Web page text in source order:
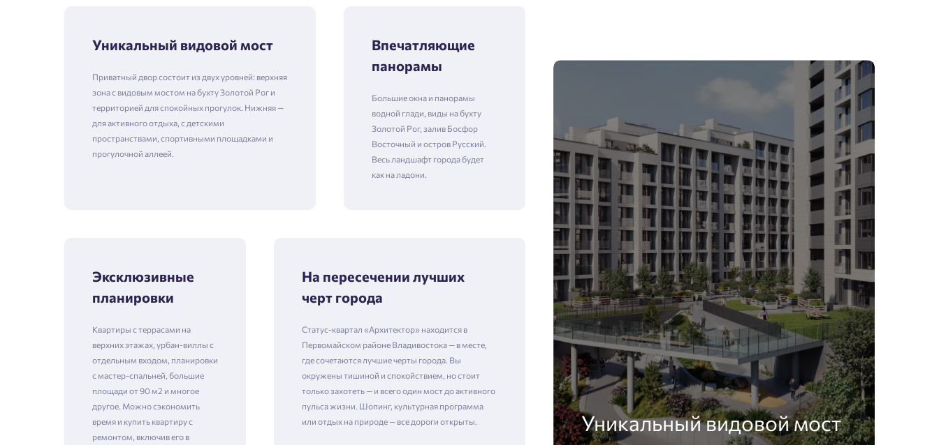
Уникальный видовой мост
Приватный двор состоит из двух уровней: верхняя
зона с видовым мостом на бухту Золотой Рог и
территорией для спокойных прогулок. Нижняя —
для активного отдыха, с детскими
пространствами, спортивными площадками и
прогулочной аллеей.
Впечатляющие
панорамы
Большие окна и панорамы
водной глади, виды на бухту
Золотой Рог, залив Босфор
Восточный и остров Русский.
Весь ландшафт города будет
как на ладони.
Эксклюзивные
планировки
Квартиры с террасами на
верхних этажах, урбан-виллы с
отдельным входом, планировки
с мастер-спальней, большие
площади от 90 м2 и многое
другое. Можно сэкономить
время и купить квартиру с
ремонтом, включив его в
На пересечении лучших
черт города
Статус-квартал «Архитектор» находится в
Первомайском районе Владивостока — в месте,
где сочетаются лучшие черты города. Вы
окружены тишиной и спокойствием, но стоит
только захотеть — и всего один мост до активного
пульса жизни. Шопинг, культурная программа
или отдых на природе — все дороги открыты.
Уникальный видовой мост